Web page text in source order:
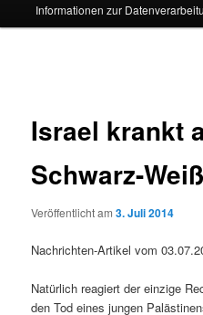
Informationen zur
Israel krankt
Schwarz-
Veröffentlicht am3. Juli 2014
Nachrichten-Artikel vom
Natürlich reagiert der einzige
den Tod eines jungen